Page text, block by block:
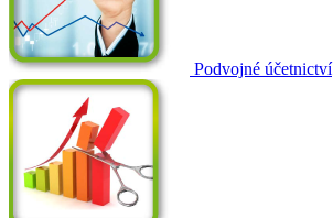
Podvojné účetnictví